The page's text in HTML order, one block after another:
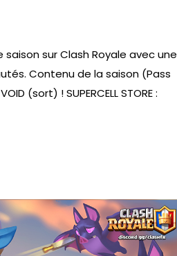
sur Clash Royale avec une
Contenu de la saison (Pass
(sort) ! SUPERCELL STORE :